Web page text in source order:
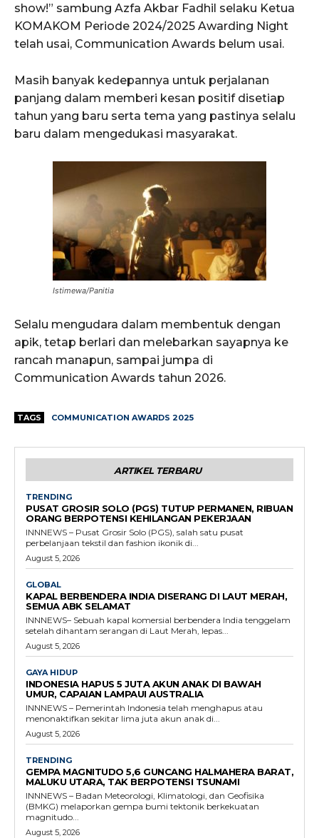
show!” sambung Azfa Akbar Fadhil selaku Ketua
KOMAKOM Periode 2024/2025 Awarding Night
telah usai, Communication Awards belum usai.
Masih banyak kedepannya untuk perjalanan
panjang dalam memberi kesan positif disetiap
tahun yang baru serta tema yang pastinya selalu
baru dalam mengedukasi masyarakat.
Istimewa/Panitia
Selalu mengudara dalam membentuk dengan
apik, tetap berlari dan melebarkan sayapnya ke
rancah manapun, sampai jumpa di
Communication Awards tahun 2026.
TAGS COMMUNICATION AWARDS 2025
ARTIKEL TERBARU
TRENDING
PUSAT GROSIR SOLO (PGS) TUTUP PERMANEN, RIBUAN
ORANG BERPOTENSI KEHILANGAN PEKERJAAN
INNNEWS – Pusat Grosir Solo (PGS), salah satu pusat
perbelanjaan tekstil dan fashion ikonik di...
August 5, 2026
GLOBAL
KAPAL BERBENDERA INDIA DISERANG DI LAUT MERAH,
SEMUA ABK SELAMAT
INNNEWS– Sebuah kapal komersial berbendera India tenggelam
setelah dihantam serangan di Laut Merah, lepas...
August 5, 2026
GAYA HIDUP
INDONESIA HAPUS 5 JUTA AKUN ANAK DI BAWAH
UMUR, CAPAIAN LAMPAUI AUSTRALIA
INNNEWS – Pemerintah Indonesia telah menghapus atau
menonaktifkan sekitar lima juta akun anak di...
August 5, 2026
TRENDING
GEMPA MAGNITUDO 5,6 GUNCANG HALMAHERA BARAT,
MALUKU UTARA, TAK BERPOTENSI TSUNAMI
INNNEWS – Badan Meteorologi, Klimatologi, dan Geofisika
(BMKG) melaporkan gempa bumi tektonik berkekuatan
magnitudo...
August 5, 2026